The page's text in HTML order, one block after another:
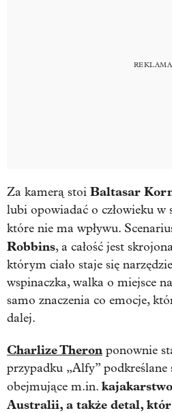
Za kamerą stoi Baltasar
lubi opowiadać o człowieku
które nie ma wpływu.
Robbins, a całość jest
którym ciało staje się
wspinaczka, walka o miejsce
samo znaczenia co emocje,
dalej.
Charlize Theron ponownie
przypadku „Alfy” podkreślane
obejmujące m.in.
Australii, a także detal,